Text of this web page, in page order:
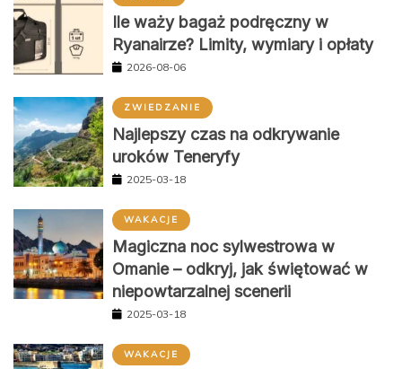
Ile waży bagaż podręczny w
Ryanairze? Limity, wymiary i opłaty
2026-08-06
ZWIEDZANIE
Najlepszy czas na odkrywanie
uroków Teneryfy
2025-03-18
WAKACJE
Magiczna noc sylwestrowa w
Omanie – odkryj, jak świętować w
niepowtarzalnej scenerii
2025-03-18
WAKACJE